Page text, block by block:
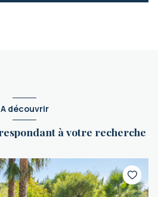
A découvrir
à votre recherche